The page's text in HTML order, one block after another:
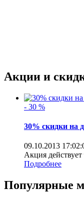
Акции и
- 30 %
30% скидки на
09.10.2013
Акция действует
Подробнее
Популярные